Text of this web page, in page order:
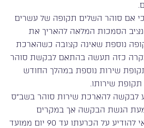
אם סוהר השלים תקופה של עשרים
הסמכות המלאה להאריך את
נוספת שאינה קצובה כשהארכת
כזה תעשה בהתאם לבקשת סוהר
שירות נוספת במהלך החודש
שירותו.
לבקשה להארכת שירות סוהר בשב”ס
60 יום מעת הגשת הבקשה אך במקרים
מיוחדים הנציב רשאי להודיע על הכרעתו עד 90 יום ממועד